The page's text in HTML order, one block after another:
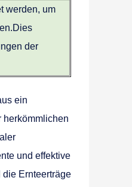
werden, um
der
ein
herkömmlichen
und effektive
Ernteerträge